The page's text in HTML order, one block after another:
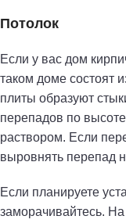
Потолок
Если у вас дом
таком доме состоят
плиты образуют
перепадов по
раствором. Если
выровнять перепад
Если планируете
заморачивайтесь.